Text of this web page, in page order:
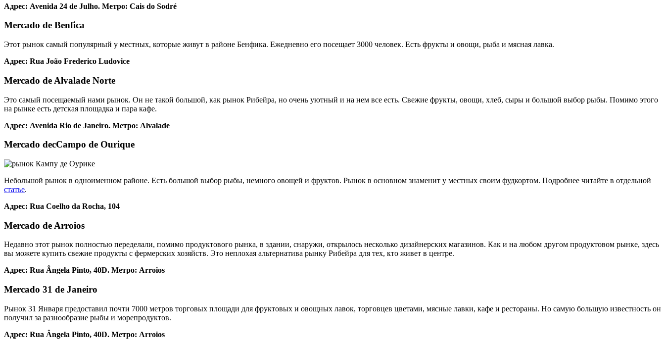
Адрес: Avenida 24 de Julho. Метро: Cais do Sodré
Mercado de Benfica
Этот рынок самый популярный у местных, которые живут в районе Бенфика. Ежедневно его посещает 3000 человек. Есть фрукты и овощи, рыба и мясная лавка.
Адрес: Rua João Frederico Ludovice
Mercado de Alvalade Norte
Это самый посещаемый нами рынок. Он не такой большой, как рынок Рибейра, но очень уютный и на нем все есть. Свежие фрукты, овощи, хлеб, сыры и большой выбор рыбы. Помимо этого
на рынке есть детская площадка и пара кафе.
Адрес: Avenida Rio de Janeiro. Метро: Alvalade
Mercado decCampo de Ourique
Небольшой рынок в одноименном районе. Есть большой выбор рыбы, немного овощей и фруктов. Рынок в основном знаменит у местных своим фудкортом. Подробнее читайте в отдельной
статье.
Адрес: Rua Coelho da Rocha, 104
Mercado de Arroios
Недавно этот рынок полностью переделали, помимо продуктового рынка, в здании, снаружи, открылось несколько дизайнерских магазинов. Как и на любом другом продуктовом рынке, здесь
вы можете купить свежие продукты с фермерских хозяйств. Это неплохая альтернатива рынку Рибейра для тех, кто живет в центре.
Адрес: Rua Ângela Pinto, 40D. Метро: Arroios
Mercado 31 de Janeiro
Рынок 31 Января предоставил почти 7000 метров торговых площади для фруктовых и овощных лавок, торговцев цветами, мясные лавки, кафе и рестораны. Но самую большую известность он
получил за разнообразие рыбы и морепродуктов.
Адрес: Rua Ângela Pinto, 40D. Метро: Arroios